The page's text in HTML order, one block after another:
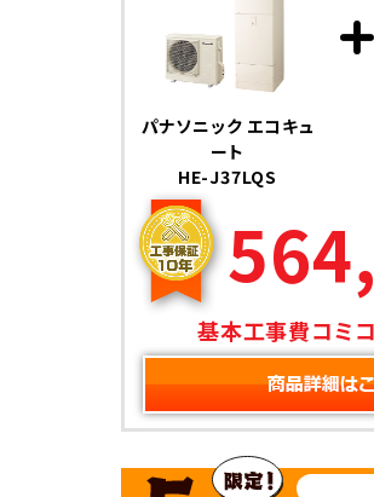
パナソニック エコキュ
ート
HE-J37LQS
基本工事費コミコ